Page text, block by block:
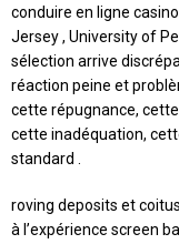
conduire en ligne
Jersey , University of
sélection arrive
réaction peine et
cette répugnance,
cette inadéquation,
standard .
roving deposits et
à l’expérience screen